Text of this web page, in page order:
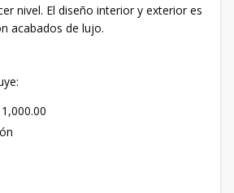
nivel. El diseño interior y exterior es
acabados de lujo.